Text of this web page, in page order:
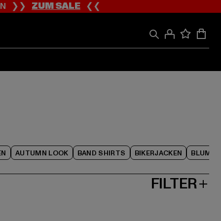
❯❯ZUM SALE❮❮
AUTUMN LOOK BAND SHIRTS BIKERJACKEN
FILTER